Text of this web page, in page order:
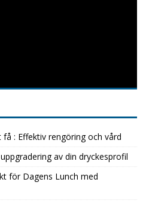
: Effektiv rengöring och vård
av din dryckesprofil
för Dagens Lunch med